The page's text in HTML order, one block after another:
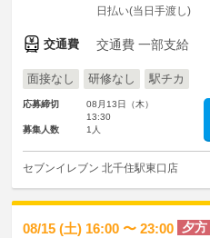
日払い(当日手渡し)
交通費 交通費 一部支給
面接なし 研修なし 駅チカ
応募締切
08月13日（木）
13:30
募集人数
1人
セブンイレブン 北千住駅東口店
08/15 (土) 16:00 〜 23:00 夕方